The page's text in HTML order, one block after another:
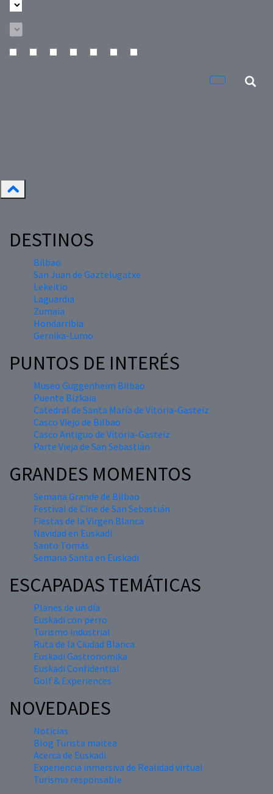
DESTINOS
Bilbao
San Juan de Gaztelugatxe
Lekeitio
Laguardia
Zumaia
Hondarribia
Gernika-Lumo
PUNTOS DE INTERÉS
Museo Guggenheim Bilbao
Puente Bizkaia
Catedral de Santa María de Vitoria-Gasteiz
Casco Viejo de Bilbao
Casco Antiguo de Vitoria-Gasteiz
Parte Vieja de San Sebastián
GRANDES MOMENTOS
Semana Grande de Bilbao
Festival de Cine de San Sebastián
Fiestas de la Virgen Blanca
Navidad en Euskadi
Santo Tomás
Semana Santa en Euskadi
ESCAPADAS TEMÁTICAS
Planes de un día
Euskadi con perro
Turismo industrial
Ruta de la Ciudad Blanca
Euskadi Gastronomika
Euskadi Confidential
Golf & Experiences
NOVEDADES
Noticias
Blog Turista maitea
Acerca de Euskadi
Experiencia inmersiva de Realidad virtual
Turismo responsable